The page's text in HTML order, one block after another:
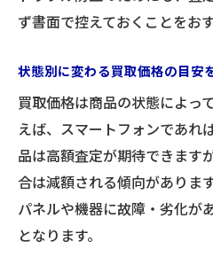
ず書面で控えておくことをお
状態別に変わる買取価格の目安
買取価格は商品の状態によっ
えば、スマートフォンであれ
品は高額査定が期待できます
合は減額される傾向がありま
パネルや機器に故障・劣化が
となります。